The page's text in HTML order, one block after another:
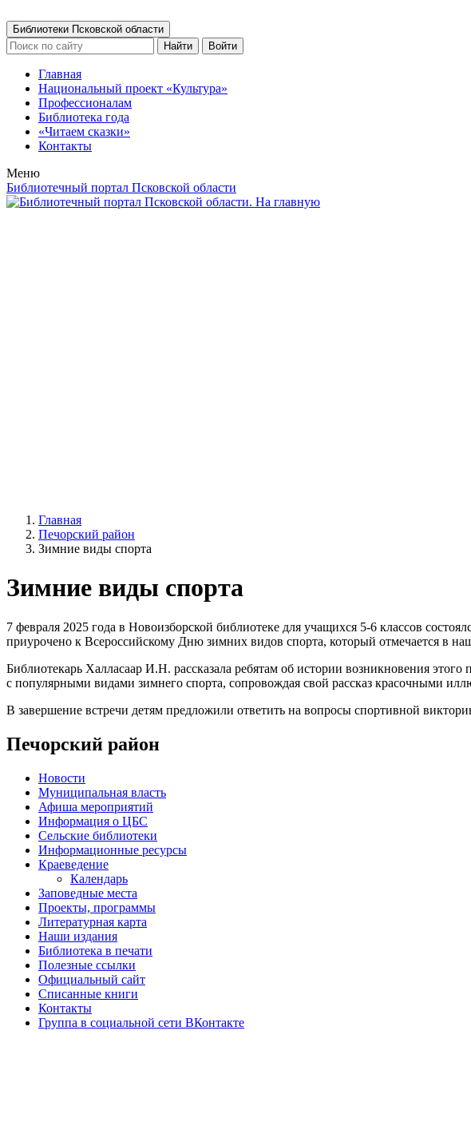
Библиотеки Псковской области
Найти
Войти
Главная
Национальный проект «Культура»
Профессионалам
Библиотека года
«Читаем сказки»
Контакты
Меню
Библиотечный портал Псковской области
Главная
Печорский район
Зимние виды спорта
Зимние виды спорта
7 февраля 2025 года в Новоизборской библиотеке для учащихся 5-6 классов
приурочено к Всероссийскому Дню зимних видов спорта, который отмечается в
Библиотекарь Халласаар И.Н. рассказала ребятам об истории возникновения
с популярными видами зимнего спорта, сопровождая свой рассказ красочными
В завершение встречи детям предложили ответить на вопросы спортивной
Печорский район
Новости
Муниципальная власть
Афиша мероприятий
Информация о ЦБС
Сельские библиотеки
Информационные ресурсы
Краеведение
Календарь
Заповедные места
Проекты, программы
Литературная карта
Наши издания
Библиотека в печати
Полезные ссылки
Официальный сайт
Списанные книги
Контакты
Группа в социальной сети ВКонтакте